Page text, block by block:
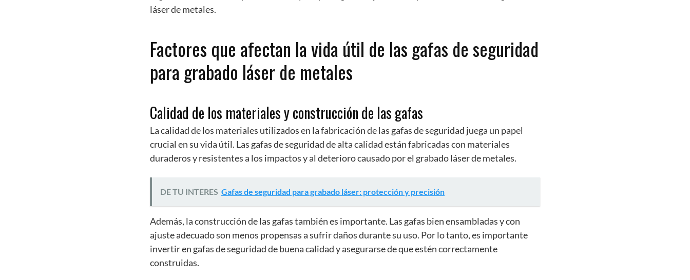
láser de metales.
Factores que afectan la vida útil de las gafas de seguridad
para grabado láser de metales
Calidad de los materiales y construcción de las gafas
La calidad de los materiales utilizados en la fabricación de las gafas de seguridad juega un papel
crucial en su vida útil. Las gafas de seguridad de alta calidad están fabricadas con materiales
duraderos y resistentes a los impactos y al deterioro causado por el grabado láser de metales.
DE TU INTERES Gafas de seguridad para grabado láser: protección y precisión
Además, la construcción de las gafas también es importante. Las gafas bien ensambladas y con
ajuste adecuado son menos propensas a sufrir daños durante su uso. Por lo tanto, es importante
invertir en gafas de seguridad de buena calidad y asegurarse de que estén correctamente
construidas.